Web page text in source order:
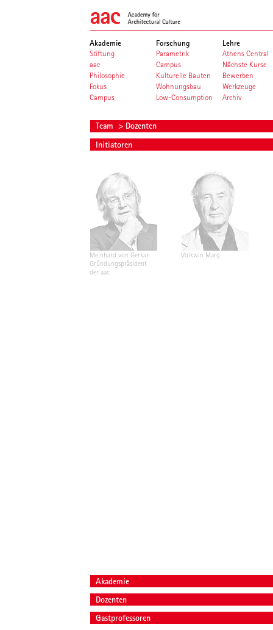
Akademie
Stiftung
aac
Philosophie
Fokus
Campus
Forschung
Parametrik
Campus
Kulturelle Bauten
Wohnungsbau
Low-Consumption
Lehre
Athens Central
Nächste Kurse
Bewerben
Werkzeuge
Archiv
Team > Dozenten
Initiatoren
Meinhard von Gerkan
Gründungspräsident
der aac
Volkwin Marg
Akademie
Dozenten
Gastprofessoren